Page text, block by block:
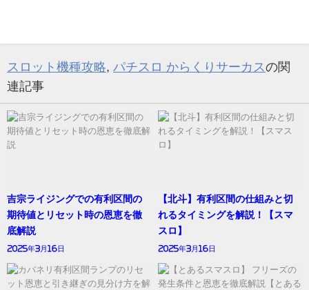
スロット機種攻略, パチスロ からくりサーカスの関
連記事
吉宗ライジングでの有利区間の
期待値とリセット時の恩恵を徹
底解説
2025年3月16日
【北斗】有利区間の仕組みと切
れるタイミングを解説！【スマ
スロ】
2025年3月16日